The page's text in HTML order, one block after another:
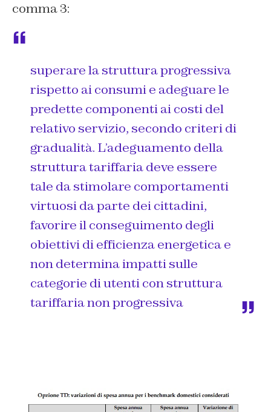
comma 3:
superare la struttura progressiva
rispetto ai consumi e adeguare le
predette componenti ai costi del
relativo servizio, secondo criteri di
gradualità. L’adeguamento della
struttura tariffaria deve essere
tale da stimolare comportamenti
virtuosi da parte dei cittadini,
favorire il conseguimento degli
obiettivi di efficienza energetica e
non determina impatti sulle
categorie di utenti con struttura
tariffaria non progressiva